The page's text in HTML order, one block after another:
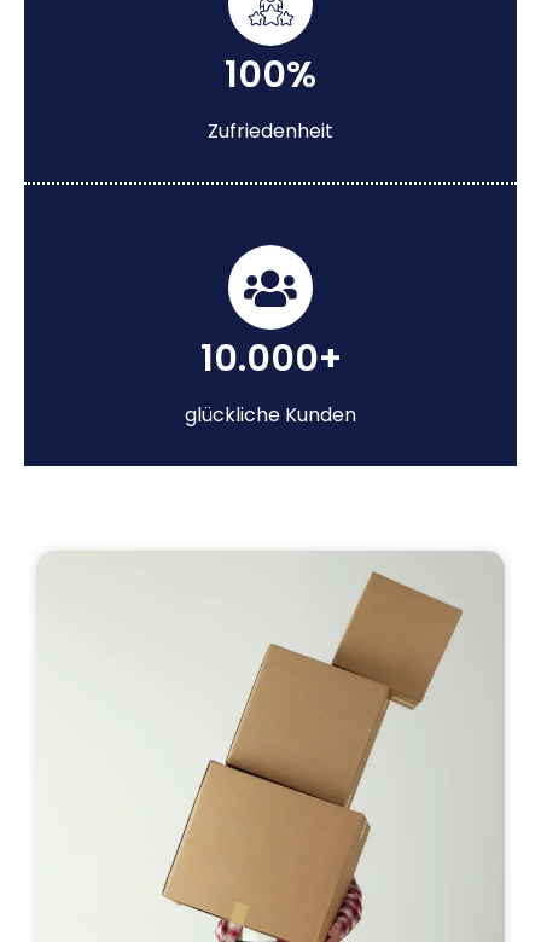
100%
Zufriedenheit
10.000+
glückliche Kunden